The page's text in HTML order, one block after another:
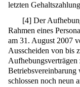
letzten
[4] Der
Rahmen eines
am 31. August 2007
Ausscheiden von bis
schlossen noch neun